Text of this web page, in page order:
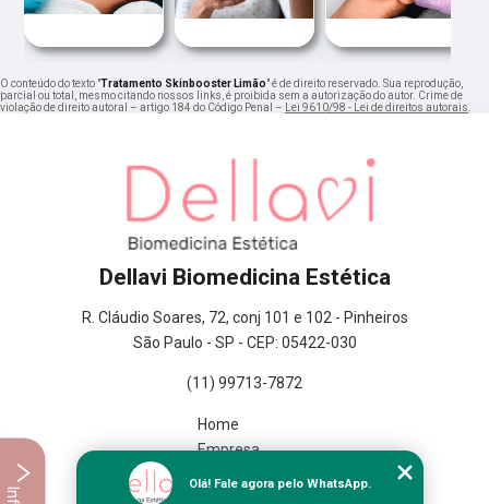
O conteúdo do texto "Tratamento Skinbooster Limão" é de direito reservado. Sua reprodução,
parcial ou total, mesmo citando nossos links, é proibida sem a autorização do autor. Crime de
violação de direito autoral – artigo 184 do Código Penal –
Lei 9610/98 - Lei de direitos autorais
Dellavi Biomedicina Estética
R. Cláudio Soares, 72, conj 101 e 102 - Pinheiros
São Paulo - SP - CEP: 05422-030
(11) 99713-7872
Home
Empresa
Olá! Fale agora pelo WhatsApp.